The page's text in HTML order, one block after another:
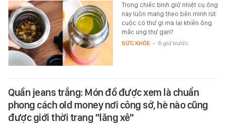
Trong chiếc bình giữ nhiệt cụ ông
này luôn mang theo bên mình rút
cuộc có thứ gì mà lại khiến ông
mắc ung thư gan?
SỨC KHỎE - 6 giờ trước
Quần jeans trắng: Món đồ được xem là chuẩn
phong cách old money nơi công sở, hè nào cũng
được giới thời trang "lăng xê"